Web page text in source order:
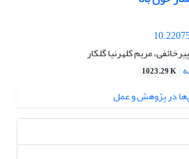
مریم کلهرنیا گلکار
1023.29 K